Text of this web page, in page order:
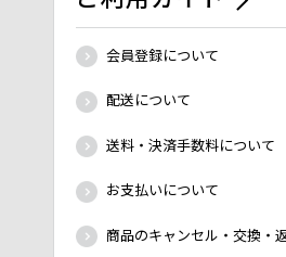
会員登録について
配送について
送料・決済手数料について
お支払いについて
商品のキャンセル・交換・